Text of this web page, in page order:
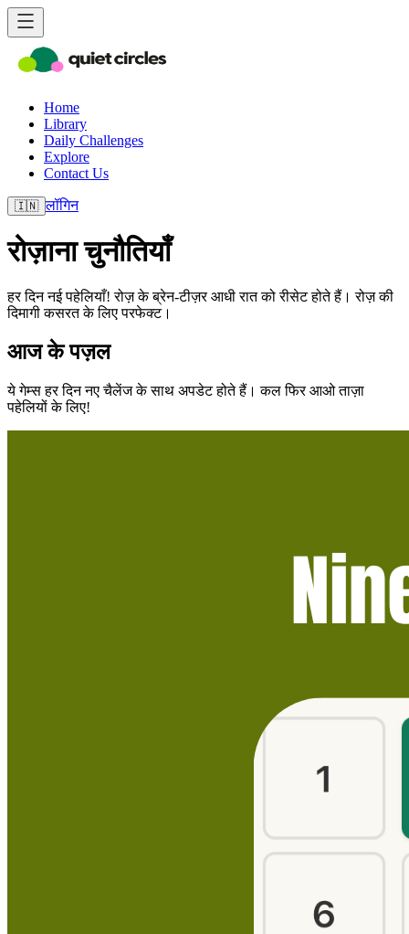
Home
Library
Daily Challenges
Explore
Contact Us
🇮🇳 लॉगिन
रोज़ाना चुनौतियाँ
हर दिन नई पहेलियाँ! रोज़ के ब्रेन‑टीज़र आधी रात को रीसेट होते हैं। रोज़ की
दिमागी कसरत के लिए परफेक्ट।
आज के पज़ल
ये गेम्स हर दिन नए चैलेंज के साथ अपडेट होते हैं। कल फिर आओ ताज़ा
पहेलियों के लिए!